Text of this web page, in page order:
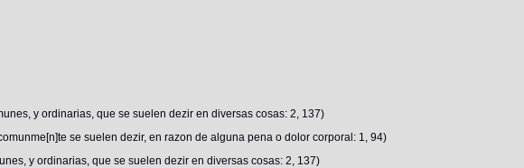
y ordinarias, que se suelen dezir en diversas cosas: 2, 137)
se suelen dezir, en razon de alguna pena o dolor corporal: 1, 94)
y ordinarias, que se suelen dezir en diversas cosas: 2, 137)